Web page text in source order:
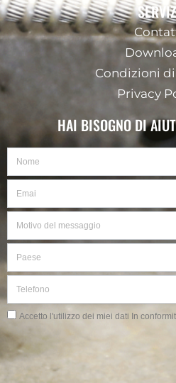
Condizioni
Privacy
HAI BISOGNO DI
del
messaggio
Privacy
Accetto l'utilizzo dei miei dati In